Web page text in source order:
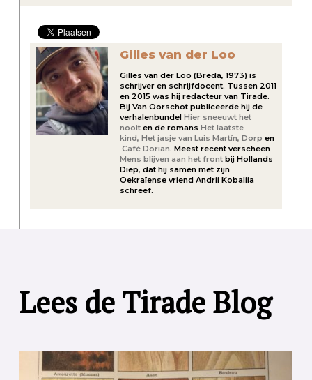
Gilles van der Loo
Gilles van der Loo (Breda, 1973) is
schrijver en schrijfdocent. Tussen 2011
en 2015 was hij redacteur van Tirade.
Bij Van Oorschot publiceerde hij de
verhalenbundelHier sneeuwt het
nooit en de romansHet laatste
kind, Het jasje van Luis Martín, Dorp en
Café Dorian. Meest recent verscheen
Mens blijven aan het front bij Hollands
Diep, dat hij samen met zijn
Oekraïense vriend Andrii Kobaliia
schreef.
Lees de Tirade Blog